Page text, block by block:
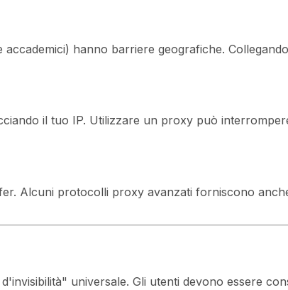
hanno barriere geografiche.
il tuo IP. Utilizzare un proxy può
Alcuni protocolli proxy avanzati forniscono
universale. Gli utenti devono essere